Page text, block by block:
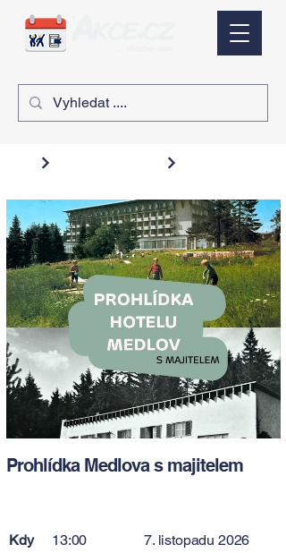
Prohlídka Medlova s majitelem
Kdy 13:00
7. listopadu 2026